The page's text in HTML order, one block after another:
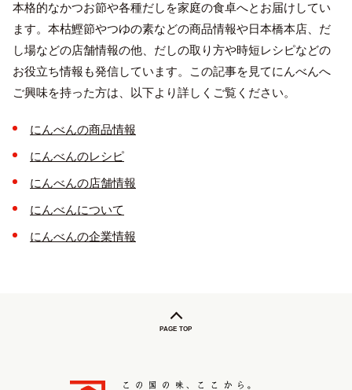
English
プライバシーポリシー
サイトポリシー
本格的なかつお節や各種だしを家庭の食卓へとお届けしてい
ます。本枯鰹節やつゆの素などの商品情報や日本橋本店、だ
し場などの店舗情報の他、だしの取り方や時短レシピなどの
お役立ち情報も発信しています。この記事を見てにんべんへ
ご興味を持った方は、以下より詳しくご覧ください。
にんべんの商品情報
にんべんのレシピ
にんべんの店舗情報
にんべんについて
にんべんの企業情報
PAGE TOP